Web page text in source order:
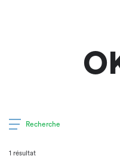
Recherche
1 résultat